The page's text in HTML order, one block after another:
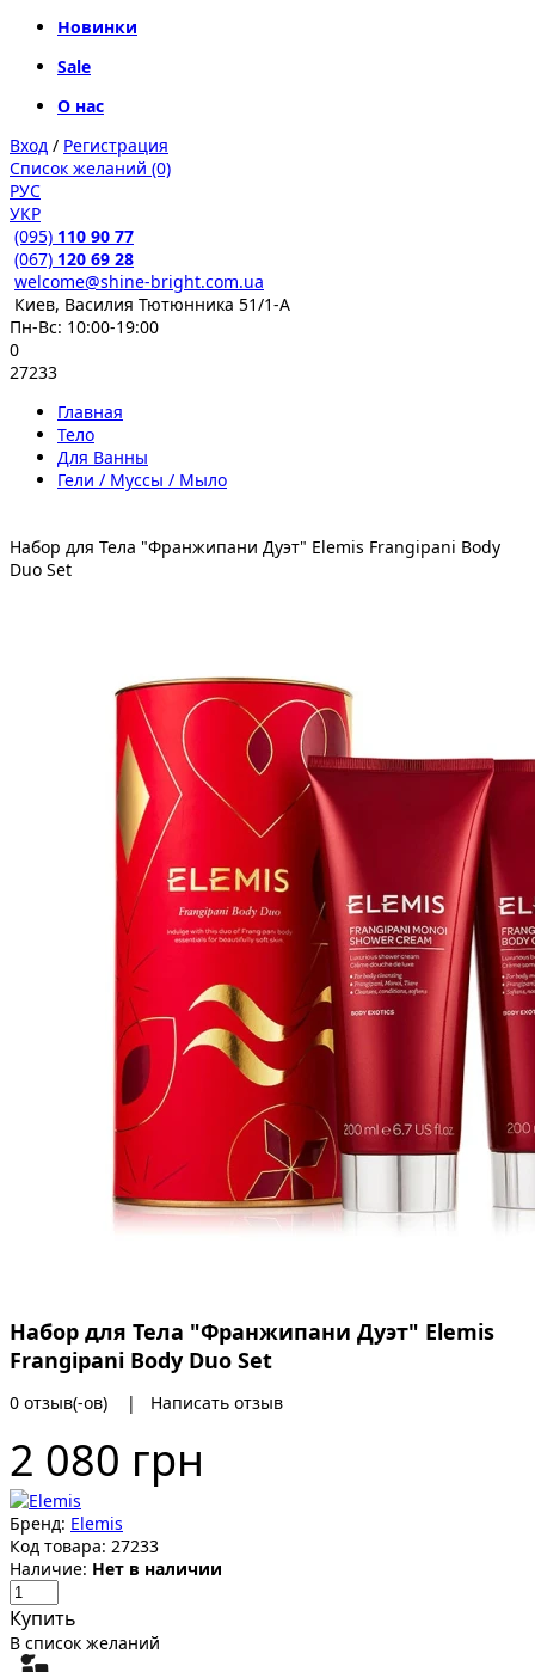
Новинки
Sale
О нас
Вход / Регистрация
Список желаний (0)
РУС
УКР
(095) 110 90 77
(067) 120 69 28
welcome@shine-bright.com.ua
Киев, Василия Тютюнника 51/1-А
Пн-Вс: 10:00-19:00
0
27233
Главная
Тело
Для Ванны
Гели / Муссы / Мыло
Набор для Тела "Франжипани Дуэт" Elemis Frangipani Body
Duo Set
Набор для Тела "Франжипани Дуэт" Elemis
Frangipani Body Duo Set
0 отзыв(-ов) | Написать отзыв
2 080 грн
Бренд: Elemis
Код товара: 27233
Наличие: Нет в наличии
Купить
В список желаний